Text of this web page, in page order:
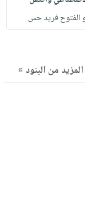
الفتوح فريد حس
المزيد من البنود »